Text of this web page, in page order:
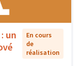
un
En cours
de
réalisation